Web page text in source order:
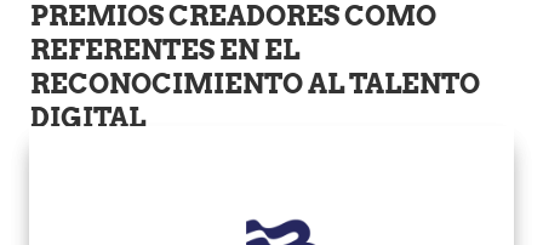
PREMIOS CREADORES COMO
REFERENTES EN EL
RECONOCIMIENTO AL TALENTO
DIGITAL